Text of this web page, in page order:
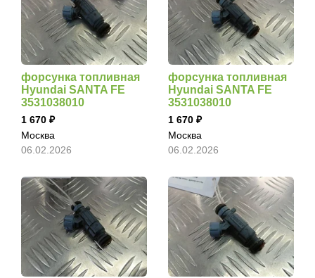
форсунка топливная
Hyundai SANTA FE
3531038010
1 670
Москва
06.02.2026
форсунка топливная
Hyundai SANTA FE
3531038010
1 670
Москва
06.02.2026